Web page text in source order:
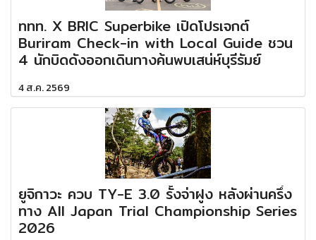
ททท. X BRIC Superbike เปิดโปรเจกต์
Buriram Check-in with Local Guide ชวน
4 นักบิดดังออกเดินทางค้นพบเสน่ห์บุรีรัมย์
4 ส.ค. 2569
ยูจิกาวะ ควบ TY-E 3.0 รั้งจ่าฝูง หลังผ่านครึ่ง
ทาง All Japan Trial Championship Series
2026